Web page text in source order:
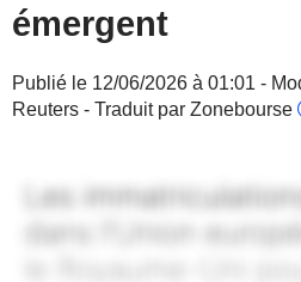
émergent
Publié le 12/06/2026 à 01:01 -
Reuters - Traduit par Zonebourse